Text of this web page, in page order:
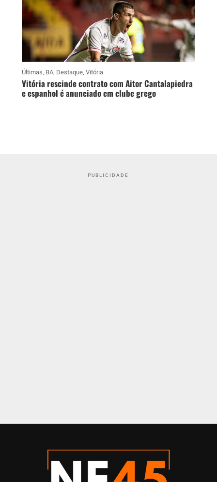
Últimas, BA, Destaque, Vitória
Vitória rescinde contrato com Aitor Cantalapiedra
e espanhol é anunciado em clube grego
PUBLICIDADE